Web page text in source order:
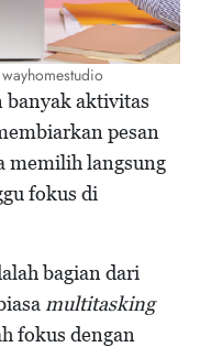
banyak aktivitas
pesan
memilih langsung
fokus di
bagian dari
multitasking
fokus dengan